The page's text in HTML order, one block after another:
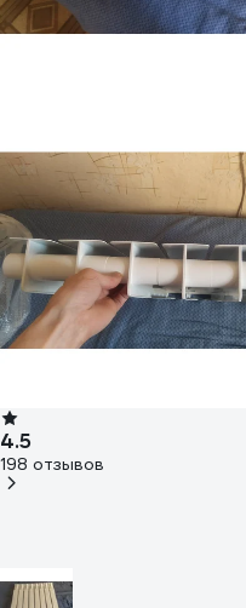
4.5
198 отзывов